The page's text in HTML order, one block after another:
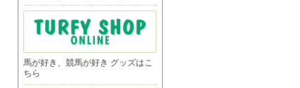
馬が好き、競馬が好き グッズはこ
ちら